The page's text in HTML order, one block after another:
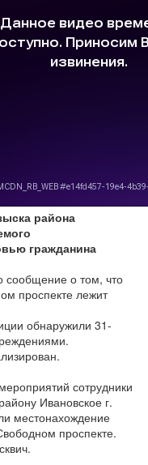
района
гражданина
сообщение о том, что
проспекте лежит
обнаружили 31-
сотрудники
Ивановское г.
местонахождение
проспекте.